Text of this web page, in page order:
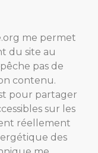
me permet
du site au
pas de
contenu.
pour partager
sur les
réellement
des